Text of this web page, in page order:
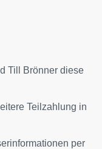
Till Brönner diese
Teilzahlung in
per